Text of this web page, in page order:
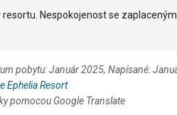
Nespokojenost se
pobytu: Január 2025, Napísané:
Ephelia Resort
pomocou Google Translate